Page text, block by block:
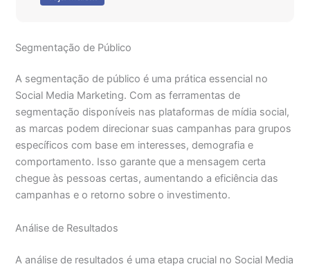
Segmentação de Público
A segmentação de público é uma prática essencial no
Social Media Marketing. Com as ferramentas de
segmentação disponíveis nas plataformas de mídia social,
as marcas podem direcionar suas campanhas para grupos
específicos com base em interesses, demografia e
comportamento. Isso garante que a mensagem certa
chegue às pessoas certas, aumentando a eficiência das
campanhas e o retorno sobre o investimento.
Análise de Resultados
A análise de resultados é uma etapa crucial no Social Media